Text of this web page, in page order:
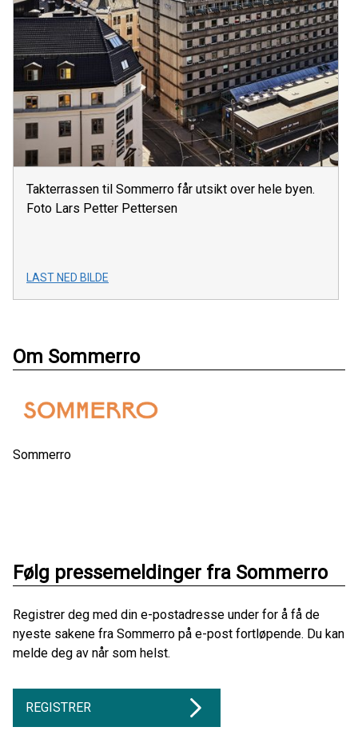
Takterrassen til Sommerro får utsikt over hele byen.
Foto Lars Petter Pettersen
LAST NED BILDE
Om Sommerro
Sommerro
Følg pressemeldinger fra Sommerro
Registrer deg med din e-postadresse under for å få de
nyeste sakene fra Sommerro på e-post fortløpende. Du kan
melde deg av når som helst.
REGISTRER